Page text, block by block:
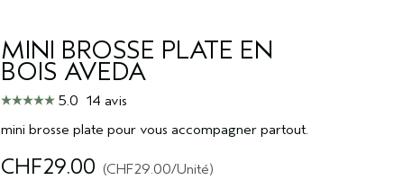
MINI BROSSE PLATE EN
BOIS AVEDA
5.0 14 avis
mini brosse plate pour vous accompagner partout.
CHF29.00 CHF29.00/Unité